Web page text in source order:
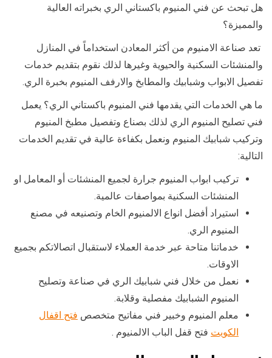
هل تبحث عن فني المنيوم باكستاني الري بخبراته العالية
والمميزة؟
تعد صناعة الامنيوم من أكثر المعادن استخداماً في المنازل
والمنشئات السكنية والحيوية وغيرها لذلك نقوم بتقديم خدمات
تفصيل الابواب وشبابيك والمطابخ والارفف المنيوم بخبرة الري.
ما هي الخدمات التي يقدمها فني المنيوم باكستاني الري؟ يعمل
فني تصليح المنيوم الري لذلك بصناع وتفصيل مطبخ المنيوم
وتركيب شبابيك المنيوم ونعمل بكفاءة عالية في تقديم الخدمات
التالية:
تركيب ابواب المنيوم جرارة لجميع المنشئات أو المعامل او
المنشئات السكنية بمواصفات عالمية.
استيراد أفضل انواع الالمنيوم الخام وتصنيعه في مصنع
المنيوم الري.
خدماتنا متاحة عبر خدمة العملاء لاستقبال اتصالاتكم بجميع
الاوقات.
نعمل من خلال فني شبابيك الري في صناعة وتصليح
المنيوم الشبابيك مفصلية وقلابة.
معلم المنيوم وخبير فني مفاتيح متخصص فتح اقفال
الكويت فتح قفل الباب الالمنيوم .